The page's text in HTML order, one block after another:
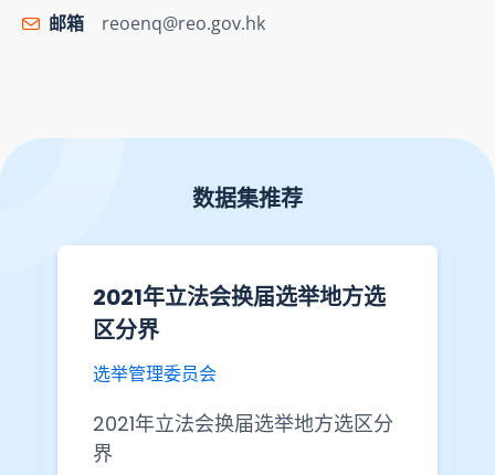
邮箱
reoenq@reo.gov.hk
数据集推荐
2021年立法会换届选举地方选
区分界
选举管理委员会
2021年立法会换届选举地方选区分
界